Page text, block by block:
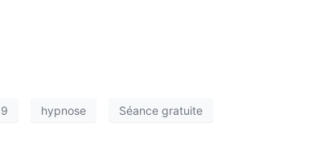
hypnose Séance gratuite